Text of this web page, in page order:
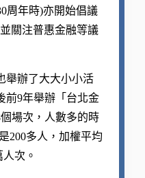
周年時)亦開始倡議
關注普惠金融等議
舉辦了大大小小活
前9年舉辦「台北金
個場次，人數多的時
200多人，加權平均
人次 。